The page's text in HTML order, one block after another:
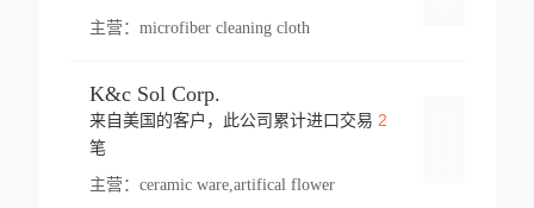
主营： microfiber cleaning cloth
K&c Sol Corp.
来自美国的客户，此公司累计进口交易 2
笔
主营： ceramic ware,artifical flower